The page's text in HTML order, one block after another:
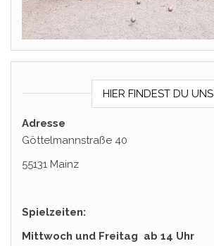
HIER FINDEST DU UNS
Adresse
Göttelmannstraße 40
55131 Mainz
Spielzeiten:
Mittwoch und Freitag ab 14 Uhr